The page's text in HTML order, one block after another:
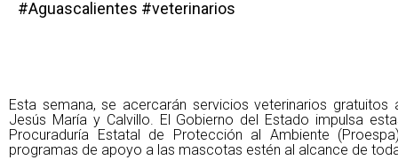
#Aguascalientes #veterinarios
Esta semana, se acercarán servicios veterinarios
Jesús María y Calvillo. El Gobierno del Estado impulsa
Procuraduría Estatal de Protección al Ambiente
programas de apoyo a las mascotas estén al alcance de